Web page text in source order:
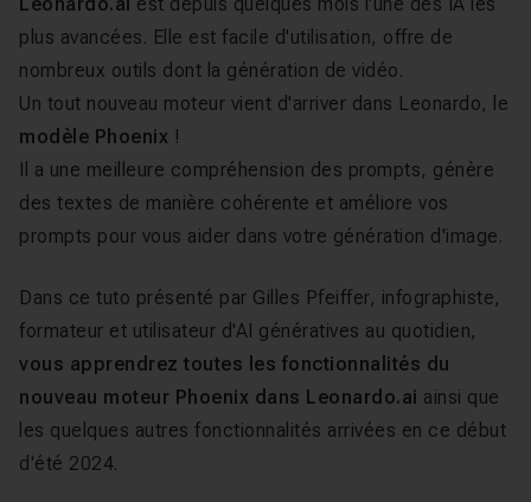
plus avancées. Elle est facile d'utilisation, offre de
nombreux outils dont la génération de vidéo.
Un tout nouveau moteur vient d'arriver dans Leonardo, le
modèle Phoenix !
Il a une meilleure compréhension des prompts, génère
des textes de manière cohérente et améliore vos
prompts pour vous aider dans votre génération d'image.
Dans ce tuto présenté par Gilles Pfeiffer, infographiste,
formateur et utilisateur d'AI génératives au quotidien,
vous apprendrez toutes les fonctionnalités du
nouveau moteur Phoenix dans Leonardo.ai ainsi que
les quelques autres fonctionnalités arrivées en ce début
d'été 2024.